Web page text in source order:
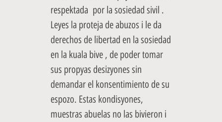
respektada por la sosiedad sivil .
Leyes la proteja de abuzos i le da
derechos de libertad en la sosiedad
en la kuala bive , de poder tomar
sus propyas desizyones sin
demandar el konsentimiento de su
espozo. Estas kondisyones,
muestras abuelas no las bivieron i